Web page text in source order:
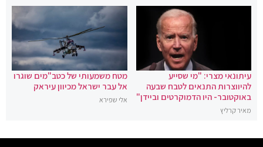
עיתונאי מצרי: "מי שסייע
להיווצרות התנאים לטבח שבעה
באוקטובר- היו הדמוקרטים וביידן"
מאיר קרליץ
מטח משמעותי של כטב"מים שוגרו
אל עבר ישראל מכיוון עיראק
אלי שפירא